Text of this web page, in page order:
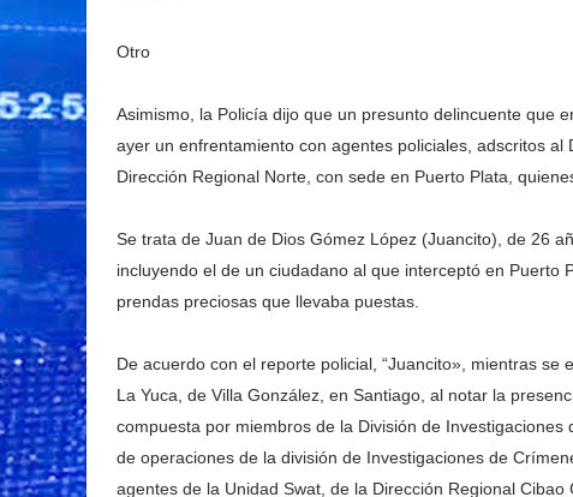
Otro
Asimismo, la Policía dijo que un presunto delincuente que
ayer un enfrentamiento con agentes policiales, adscritos
Dirección Regional Norte, con sede en Puerto Plata,
Se trata de Juan de Dios Gómez López (Juancito), de 26
incluyendo el de un ciudadano al que interceptó en
prendas preciosas que llevaba puestas.
De acuerdo con el reporte policial, “Juancito», mientras
La Yuca, de Villa González, en Santiago, al notar la
compuesta por miembros de la División de
de operaciones de la división de Investigaciones de
agentes de la Unidad Swat, de la Dirección Regional Cibao